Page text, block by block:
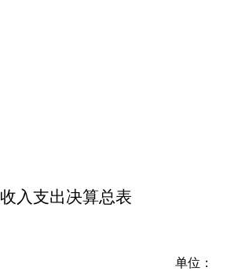
收入支出决算总表
单位：